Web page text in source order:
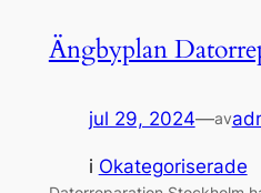
Ängbyplan
jul 29, 2024—av
i Okategoriserade